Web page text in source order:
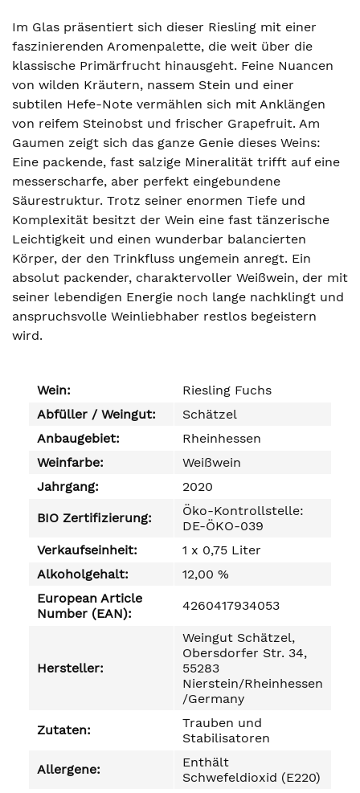
Im Glas präsentiert sich dieser Riesling mit einer
faszinierenden Aromenpalette, die weit über die
klassische Primärfrucht hinausgeht. Feine Nuancen
von wilden Kräutern, nassem Stein und einer
subtilen Hefe-Note vermählen sich mit Anklängen
von reifem Steinobst und frischer Grapefruit. Am
Gaumen zeigt sich das ganze Genie dieses Weins:
Eine packende, fast salzige Mineralität trifft auf eine
messerscharfe, aber perfekt eingebundene
Säurestruktur. Trotz seiner enormen Tiefe und
Komplexität besitzt der Wein eine fast tänzerische
Leichtigkeit und einen wunderbar balancierten
Körper, der den Trinkfluss ungemein anregt. Ein
absolut packender, charaktervoller Weißwein, der mit
seiner lebendigen Energie noch lange nachklingt und
anspruchsvolle Weinliebhaber restlos begeistern
wird.
Wein:
Riesling Fuchs
Abfüller / Weingut:
Schätzel
Anbaugebiet:
Rheinhessen
Weinfarbe:
Weißwein
Jahrgang:
2020
BIO Zertifizierung:
Öko-Kontrollstelle:
DE-ÖKO-039
Verkaufseinheit:
1 x 0,75 Liter
Alkoholgehalt:
12,00 %
European Article
Number (EAN):
4260417934053
Hersteller:
Weingut Schätzel,
Obersdorfer Str. 34,
55283
Nierstein/Rheinhessen
/Germany
Zutaten:
Trauben und
Stabilisatoren
Allergene:
Enthält
Schwefeldioxid (E220)